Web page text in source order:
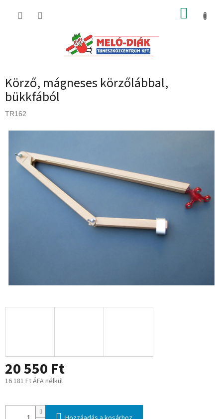
KOSÁR
Körző, mágneses körzőlábbal,
bükkfából
TR162
20 550 Ft
16 181 Ft ÁFA nélkül